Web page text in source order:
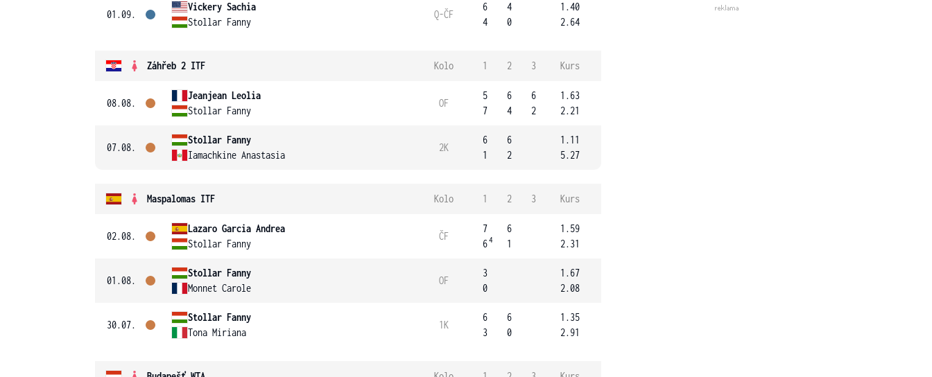
01.09.
Vickery Sachia
Stollar Fanny
Q-ČF
6
4
4
0
1.40
2.64
Záhřeb 2 ITF Kolo 1 2 3 Kurs
08.08.
Jeanjean Leolia
Stollar Fanny
OF
5
7
6
4
6
2
1.63
2.21
07.08.
Stollar Fanny
Iamachkine Anastasia
2K
6
1
6
2
1.11
5.27
Maspalomas ITF Kolo 1 2 3 Kurs
02.08.
Lazaro Garcia Andrea
Stollar Fanny
ČF
7
64
6
1
1.59
2.31
01.08.
Stollar Fanny
Monnet Carole
OF
3
0
1.67
2.08
30.07.
Stollar Fanny
Tona Miriana
1K
6
3
6
0
1.35
2.91